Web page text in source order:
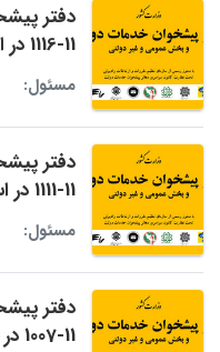
11-1116 در استان آذربایجان غربی
مسئول:
11-1111 در استان آذربایجان غربی
مسئول:
11-1007 در استان آذربایجان غربی